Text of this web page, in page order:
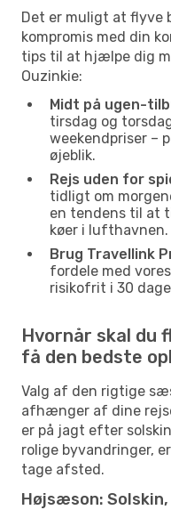
Det er muligt at flyve
kompromis med din
tips til at hjælpe dig
Ouzinkie:
Midt på ugen-
tirsdag og
weekendpriser –
øjeblik.
Rejs uden for
tidligt om
en tendens til at
køer i lufthavnen.
Brug Travellink
fordele med
risikofrit i 30
Hvornår skal du
få den bedste
Valg af den rigtige
afhænger af dine
er på jagt efter
rolige byvandringer,
tage afsted.
Højsæson: